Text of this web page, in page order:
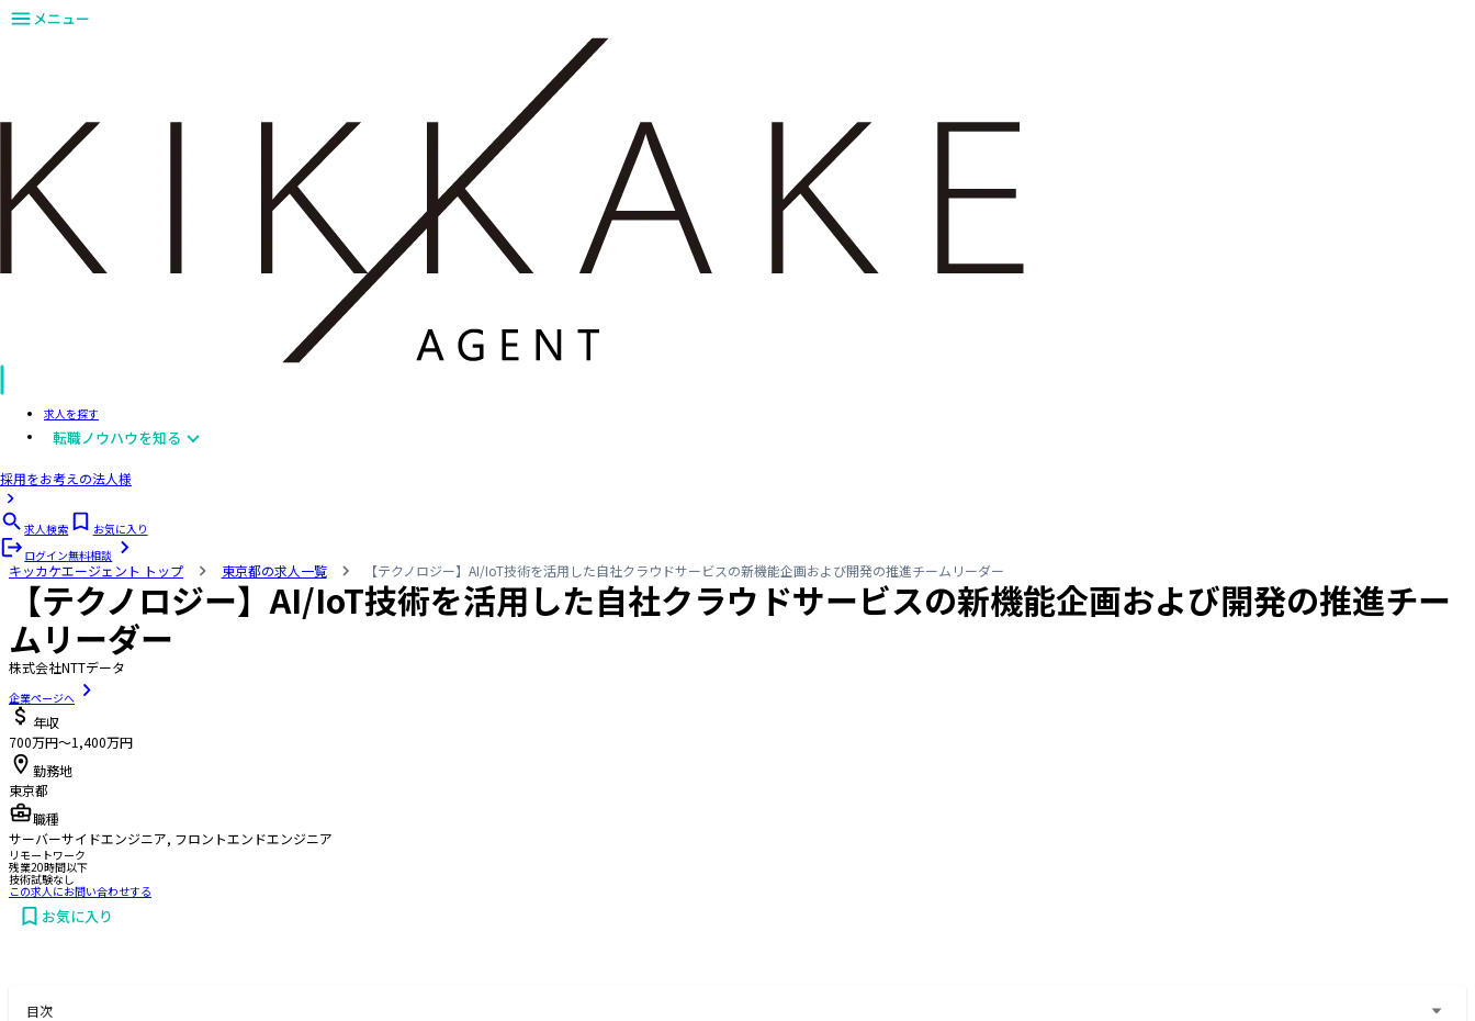
メニュー
求人を探す
転職ノウハウを知る
採用をお考えの法人様
求人検索
お気に入り
ログイン無料相談
キッカケエージェント トップ 東京都の求人一覧 【テクノロジー】AI/IoT技術を活用した自社クラウドサービスの新機能企画および開発の推進チームリーダー
【テクノロジー】AI/IoT技術を活用した自社クラウドサービスの新機能企画および開発の推進チー
ムリーダー
株式会社NTTデータ
企業ページへ
年収
700万円〜1,400万円
勤務地
東京都
職種
サーバーサイドエンジニア, フロントエンドエンジニア
リモートワーク
残業20時間以下
技術試験なし
この求人にお問い合わせする
お気に入り
目次